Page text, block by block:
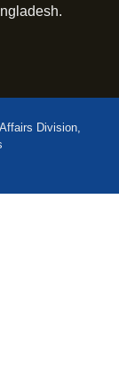
Division,